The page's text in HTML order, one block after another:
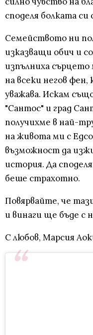
споделя болката си
Семейството ни
изказващи обич и
изпълниха сърцето
на всеки негов
уважава. Искам
"Сантос" и град
получихме в най-
на живота ми с
възможност да
история. Да
беше страхотно.
Повярвайте, че
и винаги ще бъде с
С любов, Марсия